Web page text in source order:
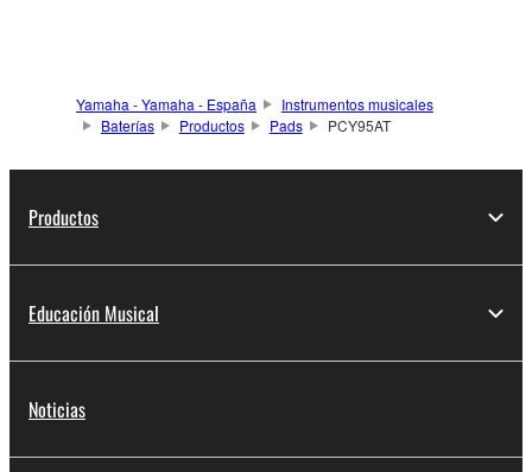
Yamaha - Yamaha - España
Instrumentos musicales
Baterías
Productos Pads PCY95AT
Productos
Educación Musical
Noticias